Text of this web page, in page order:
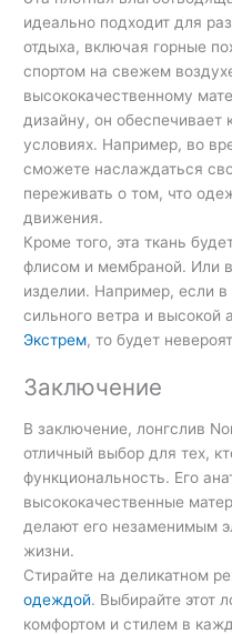
идеально подходит для
отдыха, включая горные
спортом на свежем
высококачественному
дизайну, он
условиях. Например, во
сможете наслаждаться
переживать о том, что
движения.
Кроме того, эта ткань
флисом и мембраной. Или
изделии. Например, если
сильного ветра и высокой
Экстрем, то будет
Заключение
В заключение, лонгслив
отличный выбор для тех,
функциональность. Его
высококачественные
делают его незаменимым
жизни.
Стирайте на деликатном
одеждой. Выбирайте этот
комфортом и стилем в